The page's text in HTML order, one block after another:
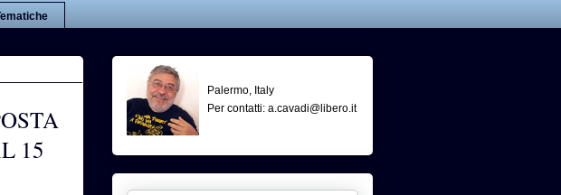
15
Palermo, Italy
Per contatti: a.cavadi@libero.it